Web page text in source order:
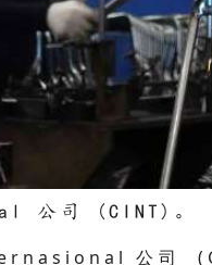
公司 (CINT)。
公司